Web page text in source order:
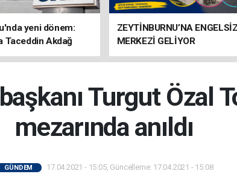
yeni dönem:
Taceddin Akdağ
ZEYTİNBURNU’NA
MERKEZİ GELİYOR
Turgut Özal
mezarında anıldı
GÜNDEM 17.04.2021 - 15:05, Güncelleme: 17.04.2021 - 15:08